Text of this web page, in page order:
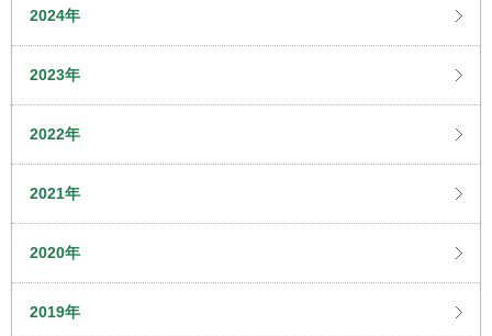
2024年
2023年
2022年
2021年
2020年
2019年